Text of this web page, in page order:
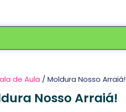
de Aula / Moldura Nosso Arraiá!
Nosso Arraiá!